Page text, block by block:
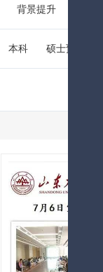
背景提升
本科 硕士预科